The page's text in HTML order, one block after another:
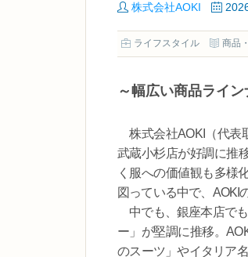
株式会社AOKI
ライフスタイル 商品
～幅広い商品ライ
株式会社AOKI（代表
武蔵小杉店が好調に推
く服への価値観も多様
図っている中で、AOKI
中でも、銀座本店で
ー」が堅調に推移。
のスーツ」やイタリア